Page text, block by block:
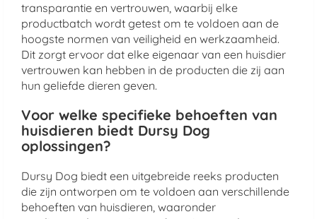
transparantie en vertrouwen, waarbij elke
productbatch wordt getest om te voldoen aan de
hoogste normen van veiligheid en werkzaamheid.
Dit zorgt ervoor dat elke eigenaar van een huisdier
vertrouwen kan hebben in de producten die zij aan
hun geliefde dieren geven.
Voor welke specifieke behoeften van
huisdieren biedt Dursy Dog
oplossingen?
Dursy Dog biedt een uitgebreide reeks producten
die zijn ontworpen om te voldoen aan verschillende
behoeften van huisdieren, waaronder